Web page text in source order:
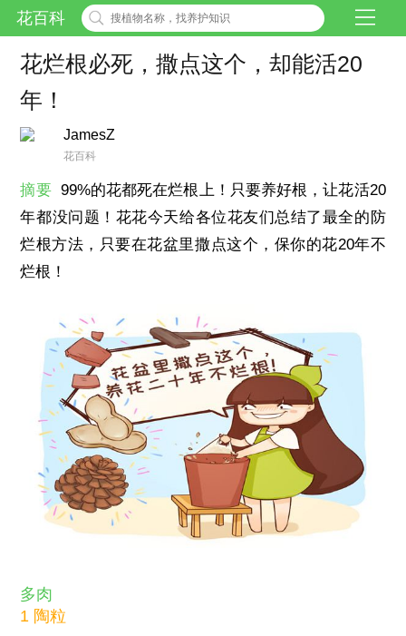
花百科
花烂根必死，撒点这个，却能活20
年！
JamesZ
花百科
摘要 99%的花都死在烂根上！只要养好根，让花活20
年都没问题！花花今天给各位花友们总结了最全的防
烂根方法，只要在花盆里撒点这个，保你的花20年不
烂根！
多肉
1 陶粒